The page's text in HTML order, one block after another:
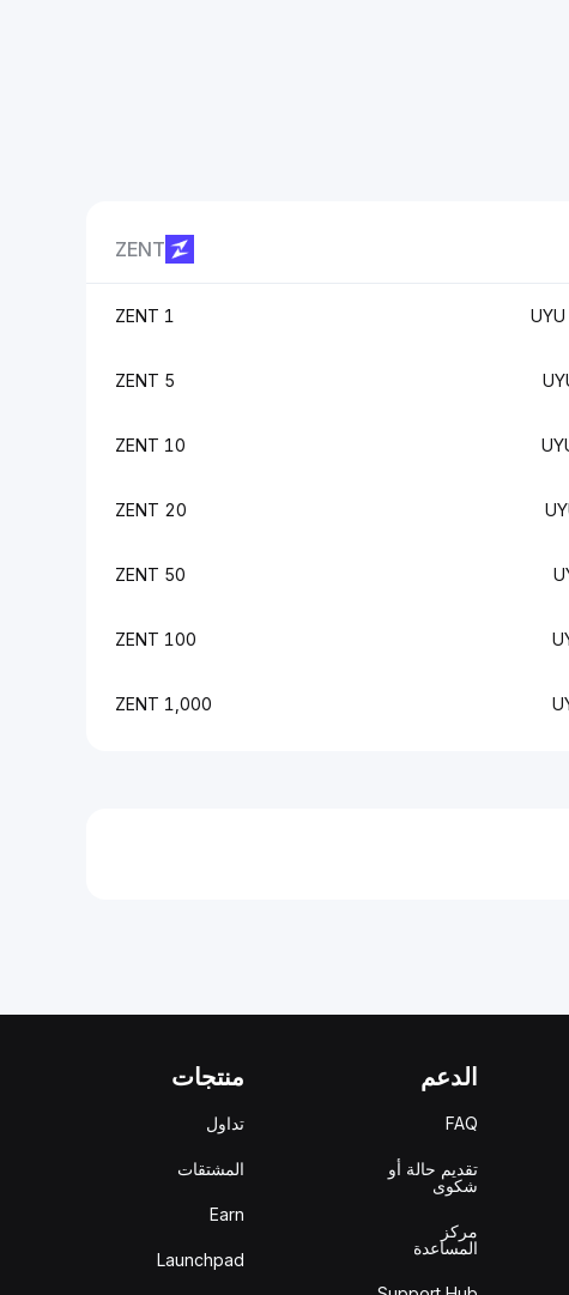
ZENT
1 ZENT
5 ZENT
10 ZENT
20 ZENT
50 ZENT
100 ZENT
1,000 ZENT
الدعم
FAQ
تقديم حالة أو
شكوى
مركز
المساعدة
منتجات
تداول
المشتقات
Earn
Launchpad